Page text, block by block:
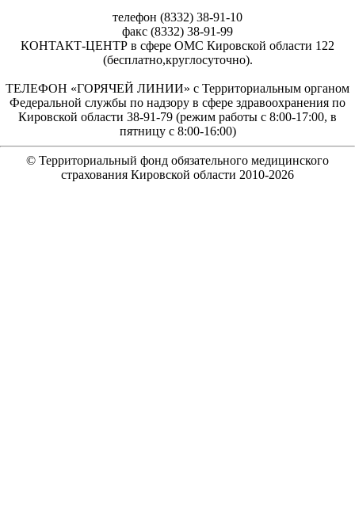
телефон (8332) 38-91-10
факс (8332) 38-91-99
КОНТАКТ-ЦЕНТР в сфере ОМС Кировской области 122
(бесплатно,круглосуточно).
ТЕЛЕФОН «ГОРЯЧЕЙ ЛИНИИ» с Территориальным органом
Федеральной службы по надзору в сфере здравоохранения по
Кировской области 38-91-79 (режим работы с 8:00-17:00, в
пятницу с 8:00-16:00)
© Территориальный фонд обязательного медицинского
страхования Кировской области 2010-2026